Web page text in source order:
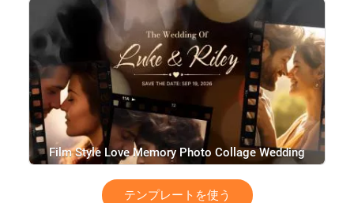
Film Style Love Memory Photo Collage Wedding
Slideshow
テンプレートを使う